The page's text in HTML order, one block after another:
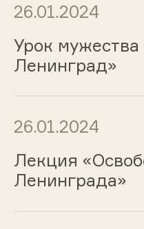
26.01.2024
Урок
Ленинград»
26.01.2024
Лекция
Ленинграда»